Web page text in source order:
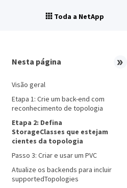
Toda a NetApp
Nesta página
Visão geral
Etapa 1: Crie um back-end com
reconhecimento de topologia
Etapa 2: Defina
StorageClasses que estejam
cientes da topologia
Passo 3: Criar e usar um PVC
Atualize os backends para incluir
supportedTopologies